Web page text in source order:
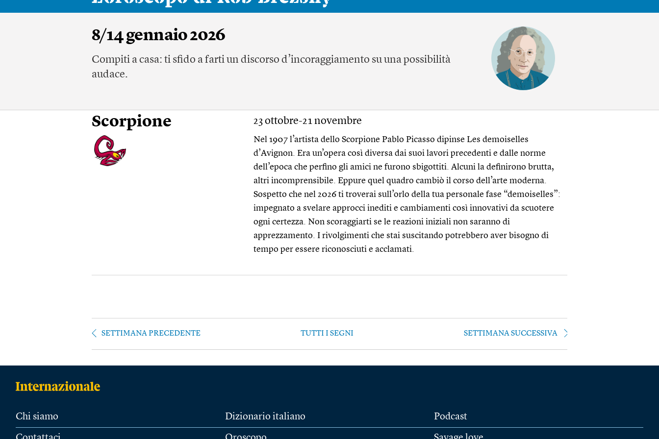
8/14 gennaio 2026
Compiti a casa: ti sfido a farti un discorso d’incoraggiamento su una possibilità
audace.
Scorpione 23 ottobre-21 novembre
Nel 1907 l’artista dello Scorpione Pablo Picasso dipinse Les demoiselles
d’Avignon. Era un’opera così diversa dai suoi lavori precedenti e dalle norme
dell’epoca che perfino gli amici ne furono sbigottiti. Alcuni la definirono brutta,
altri incomprensibile. Eppure quel quadro cambiò il corso dell’arte moderna.
Sospetto che nel 2026 ti troverai sull’orlo della tua personale fase “demoiselles”:
impegnato a svelare approcci inediti e cambiamenti così innovativi da scuotere
ogni certezza. Non scoraggiarti se le reazioni iniziali non saranno di
apprezzamento. I rivolgimenti che stai suscitando potrebbero aver bisogno di
tempo per essere riconosciuti e acclamati.
SETTIMANA PRECEDENTE TUTTI I SEGNI SETTIMANA SUCCESSIVA
Chi siamo Dizionario italiano Podcast